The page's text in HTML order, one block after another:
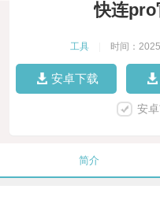
快连pro
工具 时间：
安卓下载
安
简介